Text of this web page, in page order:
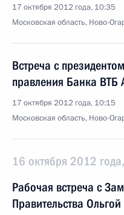
17 октября 2012 года, 10:35
Московская область, Ново-
Встреча с
правления Банка ВТБ
17 октября 2012 года, 10:15
Московская область, Ново-
16 октября 2012
Рабочая встреча с
Правительства